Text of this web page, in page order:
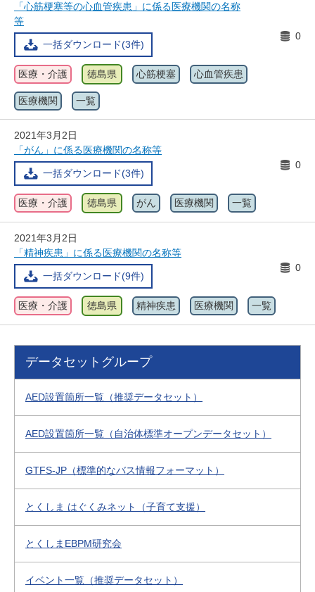
「心筋梗塞等の心血管疾患」に係る医療機関の名称
等
一括ダウンロード(3件)
0
医療・介護 徳島県 心筋梗塞 心血管疾患
医療機関 一覧
2021年3月2日
「がん」に係る医療機関の名称等
一括ダウンロード(3件)
0
医療・介護 徳島県 がん 医療機関 一覧
2021年3月2日
「精神疾患」に係る医療機関の名称等
一括ダウンロード(9件)
0
医療・介護 徳島県 精神疾患 医療機関 一覧
データセットグループ
AED設置箇所一覧（推奨データセット）
AED設置箇所一覧（自治体標準オープンデータセット）
GTFS-JP（標準的なバス情報フォーマット）
とくしま はぐくみネット（子育て支援）
とくしまEBPM研究会
イベント一覧（推奨データセット）